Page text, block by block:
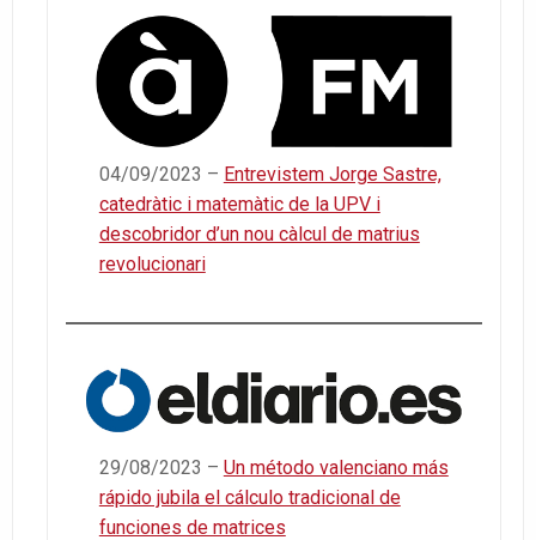
04/09/2023 – Entrevistem Jorge Sastre,
catedràtic i matemàtic de la UPV i
descobridor d’un nou càlcul de matrius
revolucionari
29/08/2023 – Un método valenciano más
rápido jubila el cálculo tradicional de
funciones de matrices